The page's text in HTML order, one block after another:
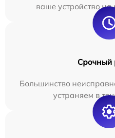
ваше устройство на
Срочный
Большинство
устраняем в